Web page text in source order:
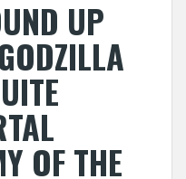
UP
OF THE